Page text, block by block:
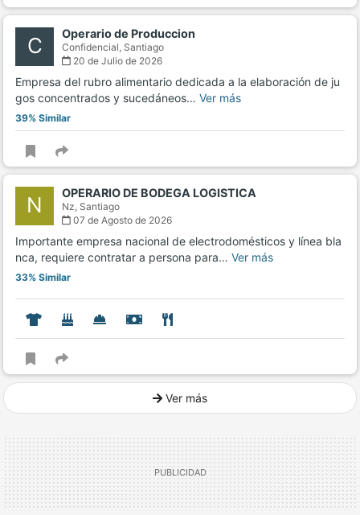
C Operario de Produccion
Confidencial, Santiago
20 de Julio de 2026
Empresa del rubro alimentario dedicada a la elaboración de ju
gos concentrados y sucedáneos… Ver más
39% Similar
N OPERARIO DE BODEGA LOGISTICA
Nz, Santiago
07 de Agosto de 2026
Importante empresa nacional de electrodomésticos y línea bla
nca, requiere contratar a persona para… Ver más
33% Similar
Ver más